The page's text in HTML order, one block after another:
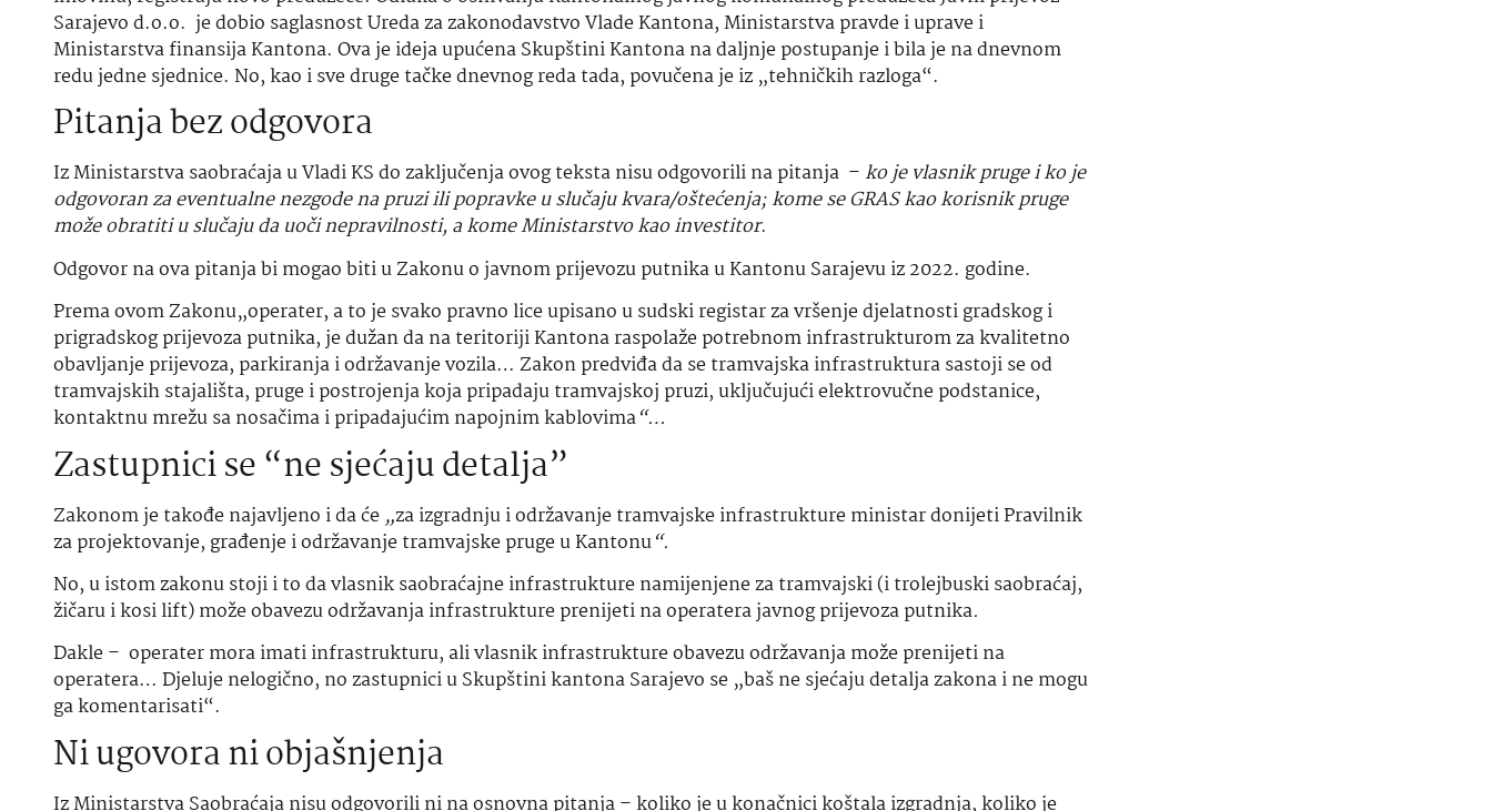
Sarajevo d.o.o. je dobio saglasnost Ureda za zakonodavstvo Vlade Kantona, Ministarstva pravde i uprave i
Ministarstva finansija Kantona. Ova je ideja upućena Skupštini Kantona na daljnje postupanje i bila je na dnevnom
redu jedne sjednice. No, kao i sve druge tačke dnevnog reda tada, povučena je iz „tehničkih razloga“.
Pitanja bez odgovora
Iz Ministarstva saobraćaja u Vladi KS do zaključenja ovog teksta nisu odgovorili na pitanja – ko je vlasnik pruge i ko je
odgovoran za eventualne nezgode na pruzi ili popravke u slučaju kvara/oštećenja; kome se GRAS kao korisnik pruge
može obratiti u slučaju da uoči nepravilnosti, a kome Ministarstvo kao investitor.
Odgovor na ova pitanja bi mogao biti u Zakonu o javnom prijevozu putnika u Kantonu Sarajevu iz 2022. godine.
Prema ovom Zakonu„operater, a to je svako pravno lice upisano u sudski registar za vršenje djelatnosti gradskog i
prigradskog prijevoza putnika, je dužan da na teritoriji Kantona raspolaže potrebnom infrastrukturom za kvalitetno
obavljanje prijevoza, parkiranja i održavanje vozila… Zakon predviđa da se tramvajska infrastruktura sastoji se od
tramvajskih stajališta, pruge i postrojenja koja pripadaju tramvajskoj pruzi, uključujući elektrovučne podstanice,
kontaktnu mrežu sa nosačima i pripadajućim napojnim kablovima“…
Zastupnici se “ne sjećaju detalja”
Zakonom je takođe najavljeno i da će„za izgradnju i održavanje tramvajske infrastrukture ministar donijeti Pravilnik
za projektovanje, građenje i održavanje tramvajske pruge u Kantonu“.
No, u istom zakonu stoji i to da vlasnik saobraćajne infrastrukture namijenjene za tramvajski (i trolejbuski saobraćaj,
žičaru i kosi lift) može obavezu održavanja infrastrukture prenijeti na operatera javnog prijevoza putnika.
Dakle – operater mora imati infrastrukturu, ali vlasnik infrastrukture obavezu održavanja može prenijeti na
operatera… Djeluje nelogično, no zastupnici u Skupštini kantona Sarajevo se „baš ne sjećaju detalja zakona i ne mogu
ga komentarisati“.
Ni ugovora ni objašnjenja
Iz Ministarstva Saobraćaja nisu odgovorili ni na osnovna pitanja – koliko je u konačnici koštala izgradnja, koliko je